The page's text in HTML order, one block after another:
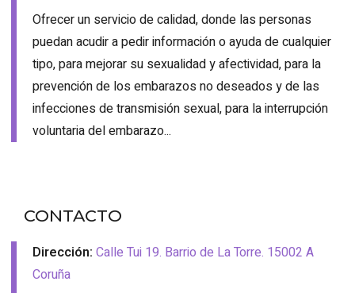
Ofrecer un servicio de calidad, donde las personas
puedan acudir a pedir información o ayuda de cualquier
tipo, para mejorar su sexualidad y afectividad, para la
prevención de los embarazos no deseados y de las
infecciones de transmisión sexual, para la interrupción
voluntaria del embarazo...
CONTACTO
Dirección: Calle Tui 19. Barrio de La Torre. 15002 A
Coruña